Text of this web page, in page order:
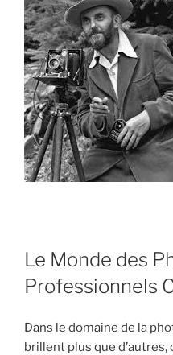
Le Monde des
Professionnels
Dans le domaine de la
brillent plus que